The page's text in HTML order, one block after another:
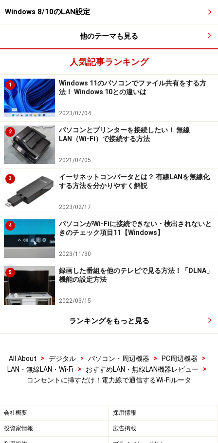
Windows 8/10のLAN設定
他のテーマも見る
人気記事ランキング
1
Windows 11のパソコンでファイル共有をする方
法！ Windows 10との違いは
2023/07/04
2
パソコンとプリンターを接続したい！ 無線
LAN（Wi-Fi）で接続する方法
2021/04/05
3
イーサネットコンバータとは？ 有線LANを無線化
する方法を分かりやすく解説
2023/02/17
4
パソコンがWi-Fiに接続できない・検出されないと
きのチェック項目11【Windows】
2023/11/30
5
録画した番組を他のテレビで見る方法！「DLNA」
機能の設定方法
2022/03/15
ランキングをもっと見る
All About > デジタル > パソコン・周辺機器 > PC周辺機器
>
LAN・無線LAN・Wi-Fi
> おすすめLAN・無線LAN機器レビュー
>
コンセントに挿すだけ！電力線で通信するWi-Fiルータ
会社概要 採用情報
投資家情報 広告掲載